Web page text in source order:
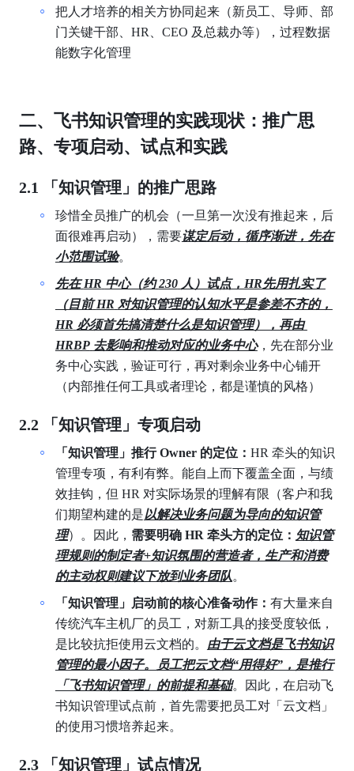
把人才培养的相关方协同起来（新员工、导师、部
门关键干部、HR、CEO 及总裁办等），过程数据
能数字化管理
二、飞书知识管理的实践现状：推广思
路、专项启动、试点和实践
2.1 「知识管理」的推广思路
珍惜全员推广的机会（一旦第一次没有推起来，后
面很难再启动），需要谋定后动，循序渐进，先在
小范围试验。
先在 HR 中心（约 230 人）试点，HR先用扎实了
（目前 HR 对知识管理的认知水平是参差不齐的，
HR 必须首先搞清楚什么是知识管理），再由
HRBP 去影响和推动对应的业务中心，先在部分业
务中心实践，验证可行，再对剩余业务中心铺开
（内部推任何工具或者理论，都是谨慎的风格）
2.2 「知识管理」专项启动
「知识管理」推行 Owner 的定位： HR 牵头的知识
管理专项，有利有弊。能自上而下覆盖全面，与绩
效挂钩，但 HR 对实际场景的理解有限（客户和我
们期望构建的是以解决业务问题为导向的知识管
理）。因此， 需要明确 HR 牵头方的定位： 知识管
理规则的制定者+知识氛围的营造者，生产和消费
的主动权则建议下放到业务团队。
「知识管理」启动前的核心准备动作： 有大量来自
传统汽车主机厂的员工，对新工具的接受度较低，
是比较抗拒使用云文档的。 由于云文档是飞书知识
管理的最小因子。员工把云文档“用得好”，是推行
「飞书知识管理」的前提和基础。因此，在启动飞
书知识管理试点前，首先需要把员工对「云文档」
的使用习惯培养起来。
2.3 「知识管理」试点情况